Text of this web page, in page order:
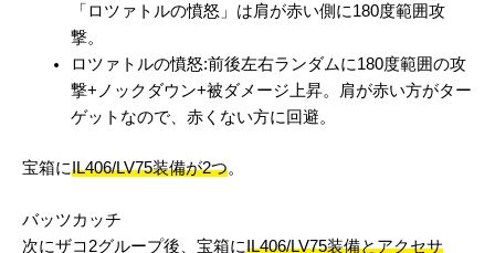
「ロツァトルの憤怒」は肩が赤い側に180度範囲攻
撃。
ロツァトルの憤怒:前後左右ランダムに180度範囲の攻
撃+ノックダウン+被ダメージ上昇。肩が赤い方がター
ゲットなので、赤くない方に回避。
宝箱にIL406/LV75装備が2つ。
バッツカッチ
次にザコ2グループ後、宝箱にIL406/LV75装備とアクセサ